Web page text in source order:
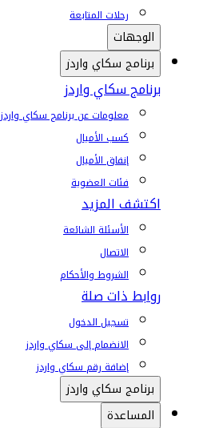
رحلات المتابعة
الوجهات
برنامج سكاي واردز
برنامج سكاي واردز
معلومات عن برنامج سكاي واردز
كسب الأميال
إنفاق الأميال
فئات العضوية
اكتشف المزيد
الأسئلة الشائعة
الاتصال
الشروط والأحكام
روابط ذات صلة
تسجيل الدخول
الانضمام إلى سكاي واردز
إضافة رقم سكاي واردز
برنامج سكاي واردز
المساعدة